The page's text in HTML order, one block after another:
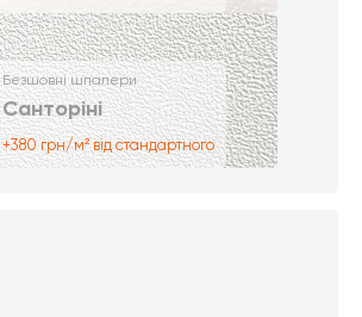
Безшовні шпалери
Санторіні
+380 грн/м² від стандартного